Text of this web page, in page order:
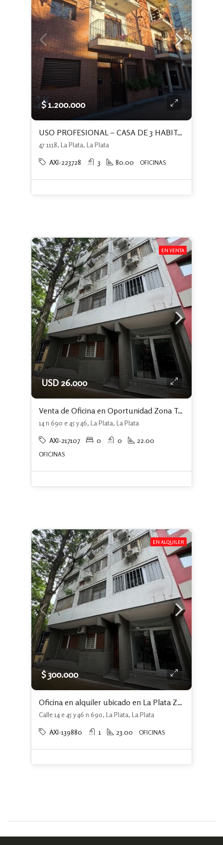
$ 1.200.000
USO PROFESIONAL – CASA DE 3 HABITACIONES – 47 e 17 y 18
47 1118, La Plata, La Plata
AXI-223728 3 80.00 OFICINAS
EN VENTA
USD 26.000
Venta de Oficina en Oportunidad Zona Tribunales La Plata
14 n 690 e 45 y 46, La Plata, La Plata
AXI-217107 0 0 22.00
OFICINAS
EN ALQUILER
$ 300.000
Oficina en alquiler ubicado en La Plata ZONA TRIBUNALES
Calle 14 e 45 y 46 n 690, La Plata, La Plata
AXI-139880 1 23.00 OFICINAS